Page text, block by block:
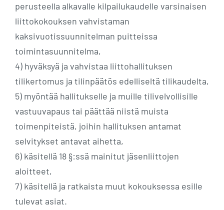
perusteella alkavalle kilpailukaudelle varsinaisen
liittokokouksen vahvistaman
kaksivuotissuunnitelman puitteissa
toimintasuunnitelma,
4) hyväksyä ja vahvistaa liittohallituksen
tilikertomus ja tilinpäätös edelliseltä tilikaudelta,
5) myöntää hallitukselle ja muille tilivelvollisille
vastuuvapaus tai päättää niistä muista
toimenpiteistä, joihin hallituksen antamat
selvitykset antavat aihetta,
6) käsitellä 18 §:ssä mainitut jäsenliittojen
aloitteet,
7) käsitellä ja ratkaista muut kokouksessa esille
tulevat asiat.